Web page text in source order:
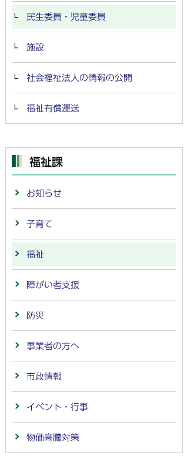
民生委員・児童委員
施設
社会福祉法人の情報の公開
福祉有償運送
福祉課
お知らせ
子育て
福祉
障がい者支援
防災
事業者の方へ
市政情報
イベント・行事
物価高騰対策